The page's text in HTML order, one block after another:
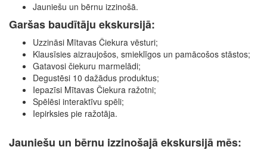
Jauniešu un bērnu izzinošā.
Garšas baudītāju ekskursijā:
Uzzināsi Mītavas Čiekura vēsturi;
Klausīsies aizraujošos, smieklīgos un pamācošos stāstos;
Gatavosi čiekuru marmelādi;
Degustēsi 10 dažādus produktus;
Iepazīsi Mītavas Čiekura ražotni;
Spēlēsi interaktīvu spēli;
Iepirksies pie ražotāja.
Jauniešu un bērnu izzinošajā ekskursijā mēs: